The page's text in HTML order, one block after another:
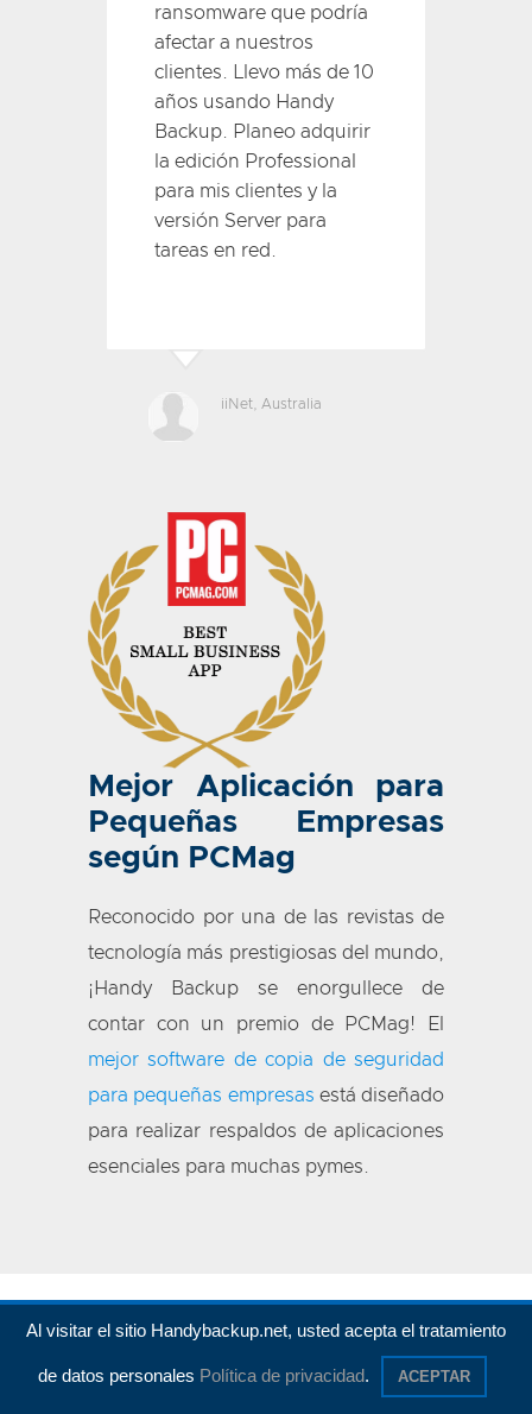
ransomware que podría
afectar a nuestros
clientes. Llevo más de 10
años usando Handy
Backup. Planeo adquirir
la edición Professional
para mis clientes y la
versión Server para
tareas en red.
iiNet , Australia
Mejor Aplicación para
Pequeñas Empresas
según PCMag
Reconocido por una de las revistas de
tecnología más prestigiosas del mundo,
¡Handy Backup se enorgullece de
contar con un premio de PCMag! El
mejor software de copia de seguridad
para pequeñas empresas está diseñado
para realizar respaldos de aplicaciones
esenciales para muchas pymes.
Al visitar el sitio Handybackup.net, usted acepta el tratamiento
de datos personales Política de privacidad. ACEPTAR